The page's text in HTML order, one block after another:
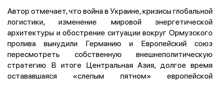
Автор отмечает, что война в Украине, кризисы глобальной
логистики, изменение мировой энергетической
архитектуры и обострение ситуации вокруг Ормузского
пролива вынудили Германию и Европейский союз
пересмотреть собственную внешнеполитическую
стратегию. В итоге Центральная Азия, долгое время
остававшаяся «слепым пятном» европейской